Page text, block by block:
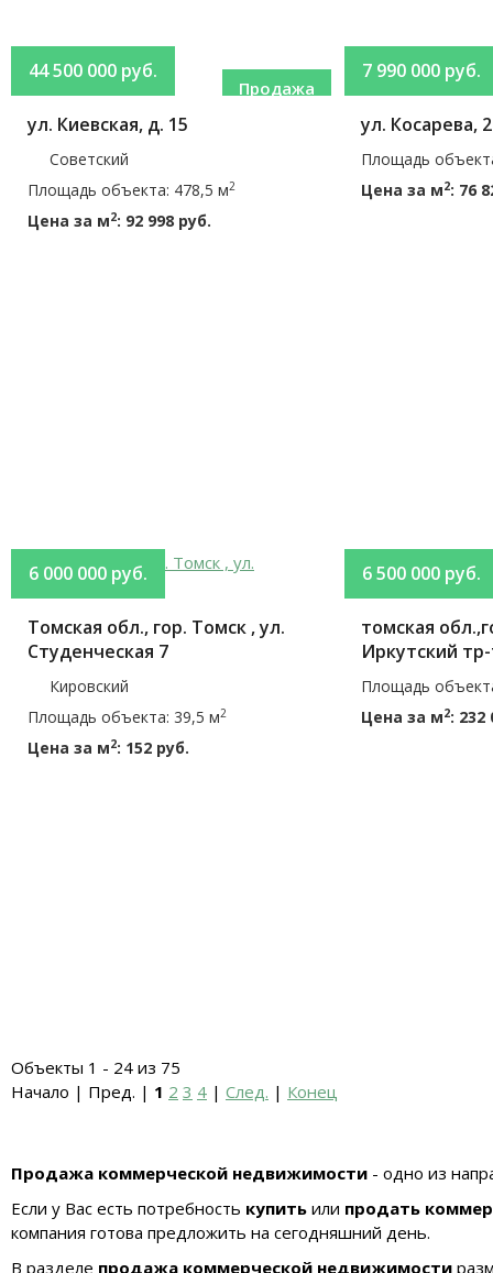
Продажа
44 500 000 руб.
ул. Киевская, д. 15
Советский
Площадь объекта: 478,5 м2
Цена за м2: 92 998 руб.
7 990 000 руб.
ул. Косарева,
Площадь
Цена за м2: 76
6 000 000 руб.
Томская обл., гор. Томск , ул.
Студенческая 7
Кировский
Площадь объекта: 39,5 м2
Цена за м2: 152 руб.
6 500 000 руб.
томская
Иркутский
Площадь
Цена за м2: 232
Объекты 1 - 24 из 75
Начало | Пред. | 1 2 3 4 | След. | Конец
Продажа коммерческой недвижимости - одно из
Если у Вас есть потребность купить или продать
компания готова предложить на сегодняшний день.
В разделе продажа коммерческой недвижимости